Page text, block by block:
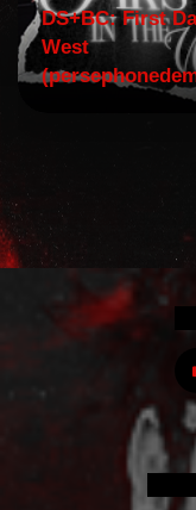
DS+BC: First
West